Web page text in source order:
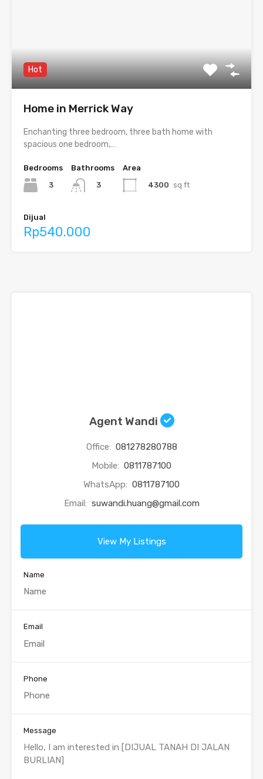
Hot
Home in Merrick Way
Enchanting three bedroom, three bath home with
spacious one bedroom,…
Bedrooms
3
Bathrooms
3
Area
4300 sq ft
Dijual
Rp540.000
Agent Wandi
Office: 081278280788
Mobile: 0811787100
WhatsApp: 0811787100
Email: suwandi.huang@gmail.com
View My Listings
Name
Email
Phone
Message